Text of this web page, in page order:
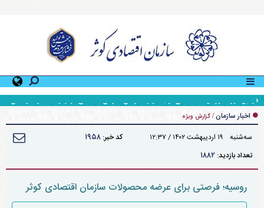
دومین دوره آموزشی «کمک‌های اولیه» ویژه کارکنان سازمان اقتصادی کوثر توسط اداره کل منابع
انسانی سازمان برگزار شد
اخبار سازمان / گزارش ویژه
سه‌شنبه ۱۹ ارديبهشت ۱۴۰۲ / ۱۲:۳۷ کد خبر: ۱۹۵۸
تعداد بازدید: ۱۸۸۲
روسیه؛ فرصتی برای عرضه محصولات سازمان اقتصادی کوثر